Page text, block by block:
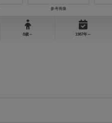
参考画像
8歳～ 1987年～